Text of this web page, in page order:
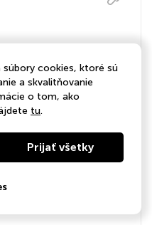
vesnice
vesnice, která je
nudistická. Jak se
dorazíte jako turisté?
cookies, ktoré sú
a skvalitňovanie
o tom, ako
tu.
Prijať všetky